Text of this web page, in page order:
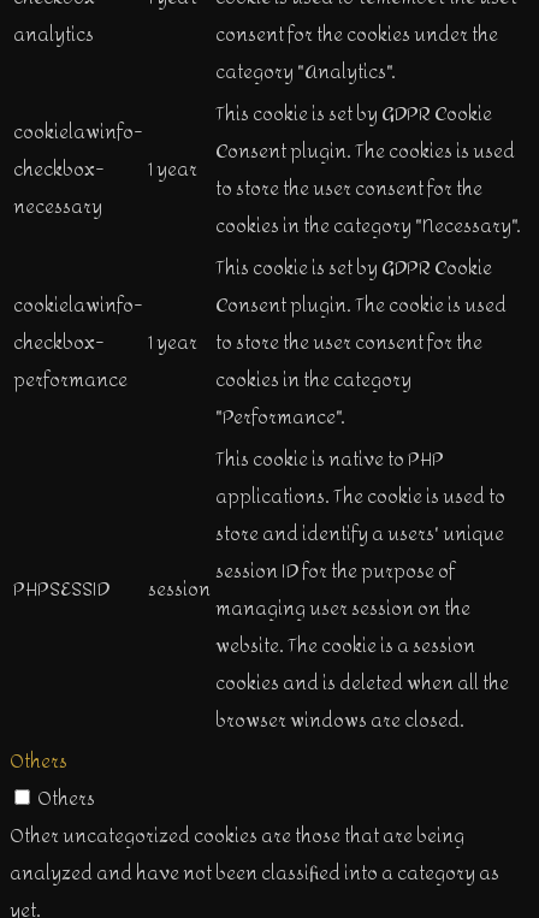
analytics
consent for the cookies under the
category "Analytics".
cookielawinfo-
checkbox-
necessary
1 year
This cookie is set by GDPR Cookie
Consent plugin. The cookies is used
to store the user consent for the
cookies in the category "Necessary".
cookielawinfo-
checkbox-
performance
1 year
This cookie is set by GDPR Cookie
Consent plugin. The cookie is used
to store the user consent for the
cookies in the category
"Performance".
PHPSESSID session
This cookie is native to PHP
applications. The cookie is used to
store and identify a users' unique
session ID for the purpose of
managing user session on the
website. The cookie is a session
cookies and is deleted when all the
browser windows are closed.
Others
Others
Other uncategorized cookies are those that are being
analyzed and have not been classified into a category as
yet.